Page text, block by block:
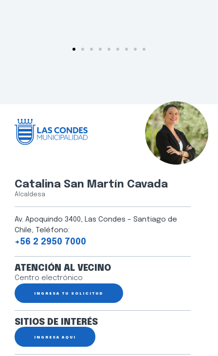
Catalina San Martín Cavada
Alcaldesa
Av. Apoquindo 3400, Las Condes – Santiago de
Chile, Teléfono:
+56 2 2950 7000
ATENCIÓN AL VECINO
Centro electrónico
INGRESA TU SOLICITUD
SITIOS DE INTERÉS
INGRESA AQUÍ